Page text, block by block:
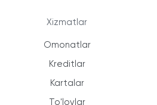
Xizmatlar
Omonatlar
Kreditlar
Kartalar
To'lovlar